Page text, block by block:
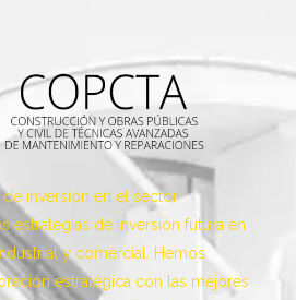
de inversión en el sector
estrategias de inversión futura en
y comercial. Hemos
estratégica con las mejores